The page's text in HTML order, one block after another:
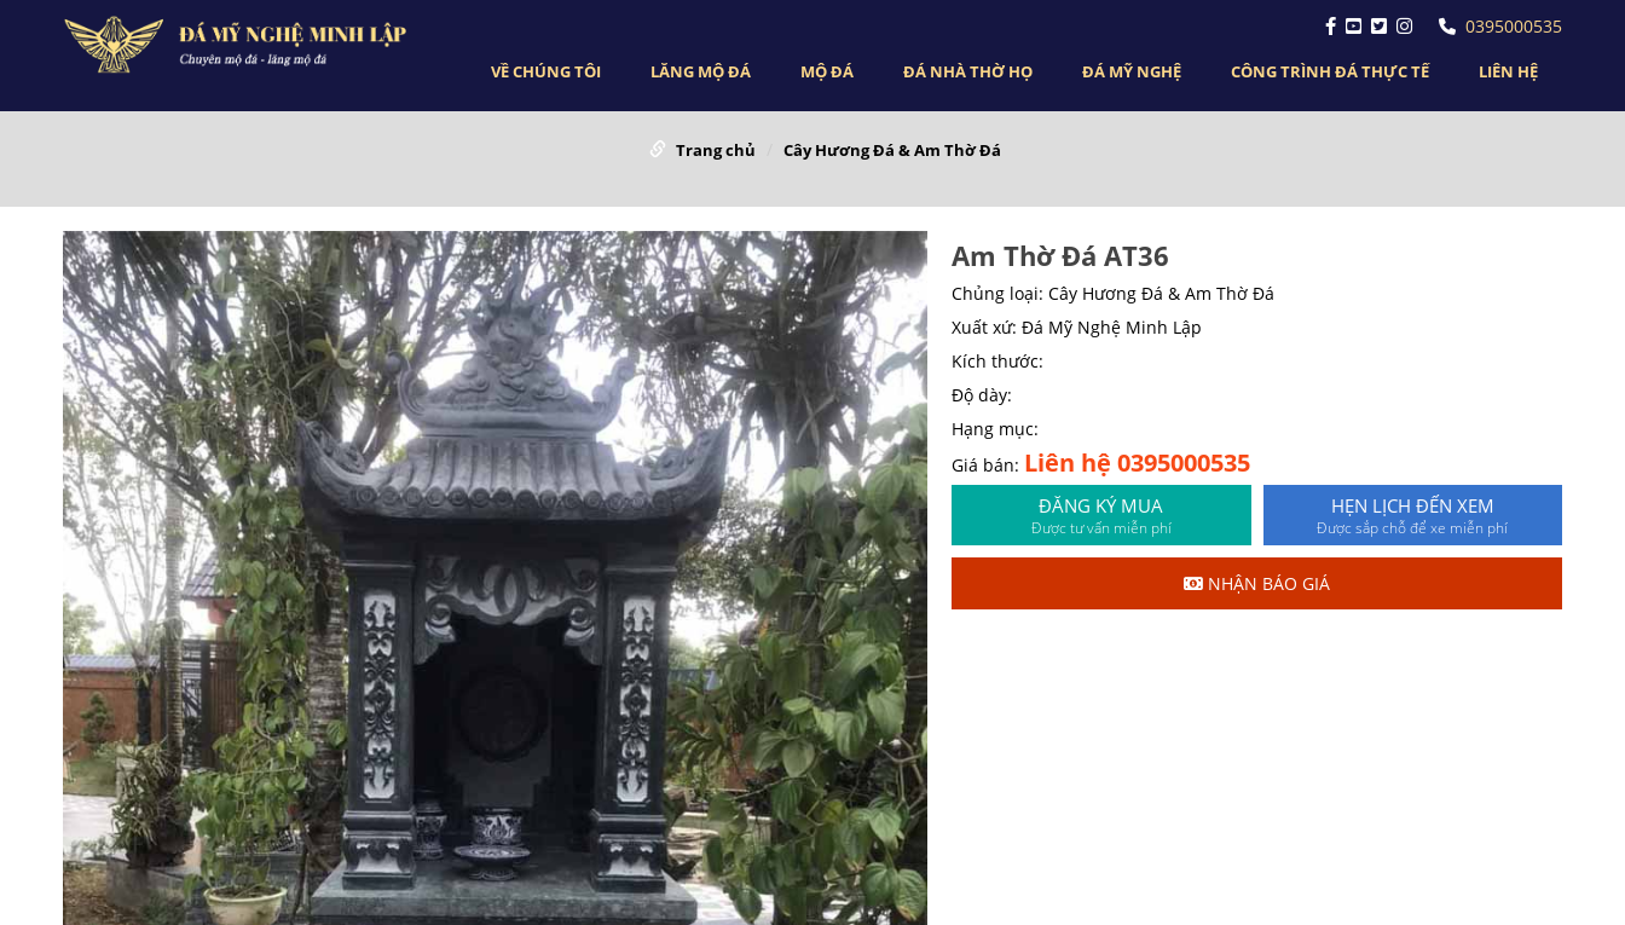
0395000535
VỀ CHÚNG TÔI LĂNG MỘ ĐÁ MỘ ĐÁ ĐÁ NHÀ THỜ HỌ ĐÁ MỸ NGHỆ CÔNG TRÌNH ĐÁ THỰC TẾ LIÊN HỆ
Trang chủ Cây Hương Đá & Am Thờ Đá
Am Thờ Đá AT36
Chủng loại: Cây Hương Đá & Am Thờ Đá
Xuất xứ: Đá Mỹ Nghệ Minh Lập
Kích thước:
Độ dày:
Hạng mục:
Giá bán: Liên hệ 0395000535
ĐĂNG KÝ MUA
Được tư vấn miễn phí
HẸN LỊCH ĐẾN XEM
Được sắp chỗ để xe miễn phí
NHẬN BÁO GIÁ